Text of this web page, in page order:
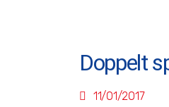
Doppelt
11/01/2017